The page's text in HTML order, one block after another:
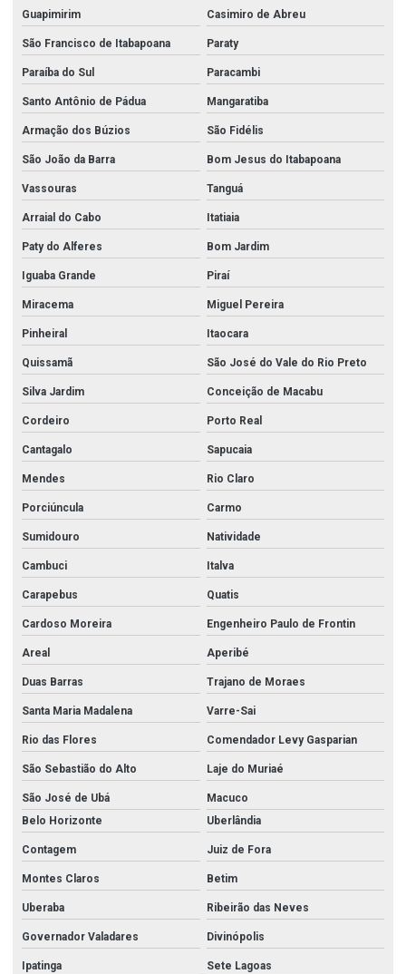
Conexões forjadas alta pressão
Conexões galvanizadas
Conexões galvanizadas em go
Conexões galvanizadas em goiânia
Conexões galvanizadas em goiânia go
Conexões galvanizadas em goiás
Conexões grooved
Conexões inox
Conexões sanitárias
Conexões sanitarias em aço inox
Conexões para tubos de aço carbono
Conexões tubulares aço carbono
Conexões tubulares aço inox
Conexões tubulares inox
Conexões tupy
Conexões tupy bsp
Cotovelo galvanizado
Cotovelo galvanizado 2 1 2
Cruzeta aço carbono
Curva aço carbono
Distribuidora de aço inox
Distribuidora de tubos de aço inox
Empresas de aço inox
Equipamentos para combate a incêndio
Esguicho regulável 1 1 2
Esguicho regulável 2 1 2
Esguicho regulável para mangueira
Guapimirim Casimiro de Abreu
São Francisco de Itabapoana Paraty
Paraíba do Sul Paracambi
Santo Antônio de Pádua Mangaratiba
Armação dos Búzios São Fidélis
São João da Barra Bom Jesus do Itabapoana
Vassouras Tanguá
Arraial do Cabo Itatiaia
Paty do Alferes Bom Jardim
Iguaba Grande Piraí
Miracema Miguel Pereira
Pinheiral Itaocara
Quissamã São José do Vale do Rio Preto
Silva Jardim Conceição de Macabu
Cordeiro Porto Real
Cantagalo Sapucaia
Mendes Rio Claro
Porciúncula Carmo
Sumidouro Natividade
Cambuci Italva
Carapebus Quatis
Cardoso Moreira Engenheiro Paulo de Frontin
Areal Aperibé
Duas Barras Trajano de Moraes
Santa Maria Madalena Varre-Sai
Rio das Flores Comendador Levy Gasparian
São Sebastião do Alto Laje do Muriaé
São José de Ubá
Macuco
Belo Horizonte
Uberlândia
Contagem Juiz de Fora
Montes Claros Betim
Uberaba Ribeirão das Neves
Governador Valadares Divinópolis
Ipatinga Sete Lagoas